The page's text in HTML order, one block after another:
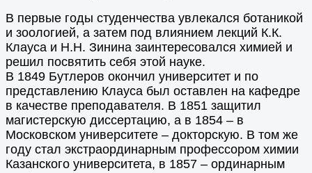
В первые годы студенчества увлекался ботаникой
и зоологией, а затем под влиянием лекций К.К.
Клауса и Н.Н. Зинина заинтересовался химией и
решил посвятить себя этой науке.
В 1849 Бутлеров окончил университет и по
представлению Клауса был оставлен на кафедре
в качестве преподавателя. В 1851 защитил
магистерскую диссертацию, а в 1854 – в
Московском университете – докторскую. В том же
году стал экстраординарным профессором химии
Казанского университета, в 1857 – ординарным